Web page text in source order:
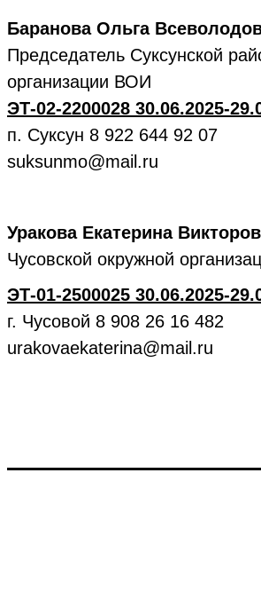
Баранова Ольга
Председатель Суксунской
организации ВОИ
ЭТ-02-2200028 30.06.2025-
п. Суксун 8 922 644 92 07
suksunmo@mail.ru
Уракова Екатерина
Чусовской окружной
ЭТ-01-2500025 30.06.2025-
г. Чусовой 8 908 26 16 482
urakovaekaterina@mail.ru